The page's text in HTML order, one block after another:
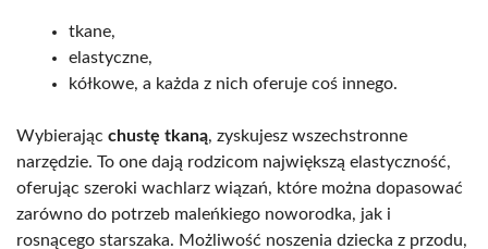
tkane,
elastyczne,
kółkowe, a każda z nich oferuje coś innego.
Wybierając chustę tkaną, zyskujesz wszechstronne
narzędzie. To one dają rodzicom największą elastyczność,
oferując szeroki wachlarz wiązań, które można dopasować
zarówno do potrzeb maleńkiego noworodka, jak i
rosnącego starszaka. Możliwość noszenia dziecka z przodu,